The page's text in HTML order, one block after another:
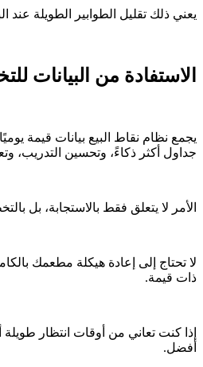
يعني ذلك تقليل الطوابير الطويلة
الاستفادة من البيانات
يجمع نظام نقاط البيع بيانات قيمة
جداول أكثر ذكاءً، وتحسين
الأمر لا يتعلق فقط بالاستجابة، بل
لا تحتاج إلى إعادة هيكلة مطعمك
ذات قيمة.
إذا كنت تعاني من أوقات انتظار
أفضل.